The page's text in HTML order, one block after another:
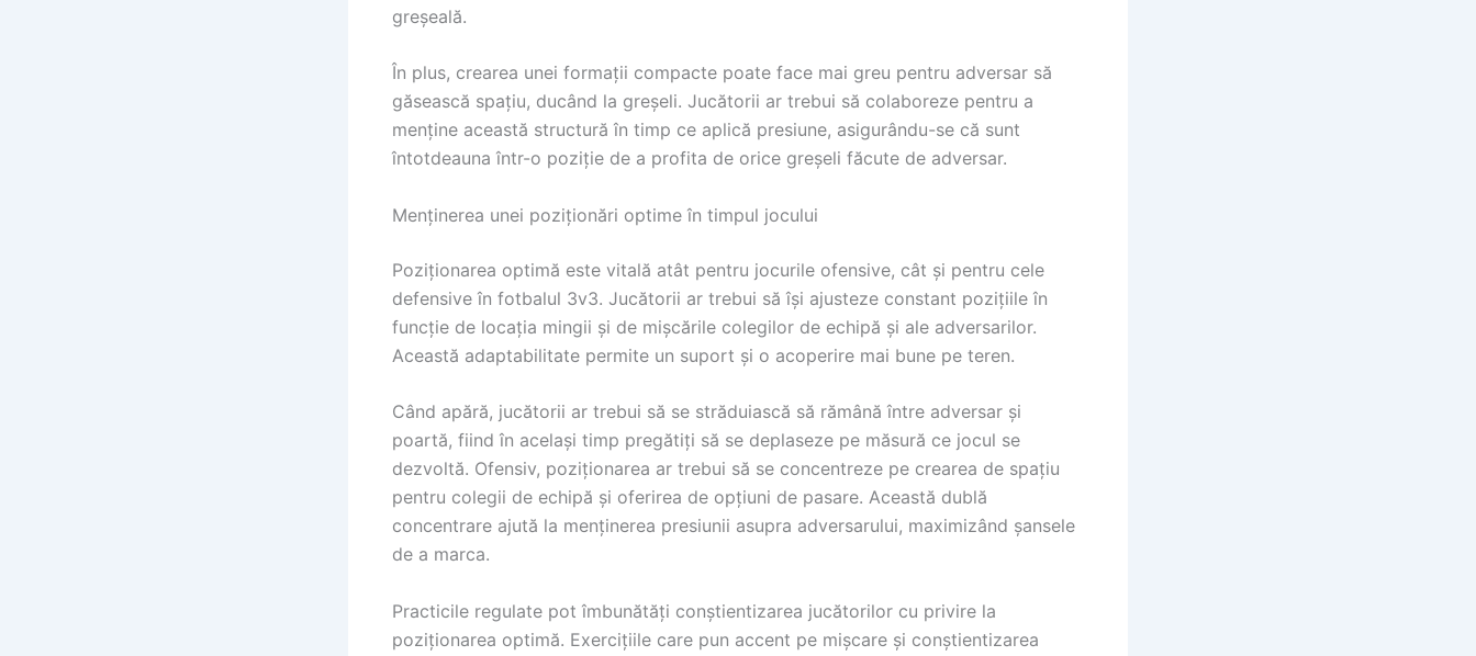
greșeală.
În plus, crearea unei formații compacte poate face mai greu pentru adversar să
găsească spațiu, ducând la greșeli. Jucătorii ar trebui să colaboreze pentru a
menține această structură în timp ce aplică presiune, asigurându-se că sunt
întotdeauna într-o poziție de a profita de orice greșeli făcute de adversar.
Menținerea unei poziționări optime în timpul jocului
Poziționarea optimă este vitală atât pentru jocurile ofensive, cât și pentru cele
defensive în fotbalul 3v3. Jucătorii ar trebui să își ajusteze constant pozițiile în
funcție de locația mingii și de mișcările colegilor de echipă și ale adversarilor.
Această adaptabilitate permite un suport și o acoperire mai bune pe teren.
Când apără, jucătorii ar trebui să se străduiască să rămână între adversar și
poartă, fiind în același timp pregătiți să se deplaseze pe măsură ce jocul se
dezvoltă. Ofensiv, poziționarea ar trebui să se concentreze pe crearea de spațiu
pentru colegii de echipă și oferirea de opțiuni de pasare. Această dublă
concentrare ajută la menținerea presiunii asupra adversarului, maximizând șansele
de a marca.
Practicile regulate pot îmbunătăți conștientizarea jucătorilor cu privire la
poziționarea optimă. Exercițiile care pun accent pe mișcare și conștientizarea